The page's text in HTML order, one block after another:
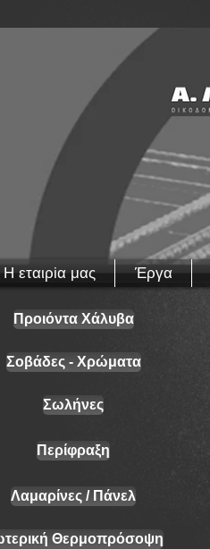
Η εταιρiα μας Έργα
Περίφραξη
Σωλήνες
Λαμαρίνες / Πάνελ
Σοβάδες - Χρώματα
Θερμοπρόσοψη
Προιόντα Χάλυβα